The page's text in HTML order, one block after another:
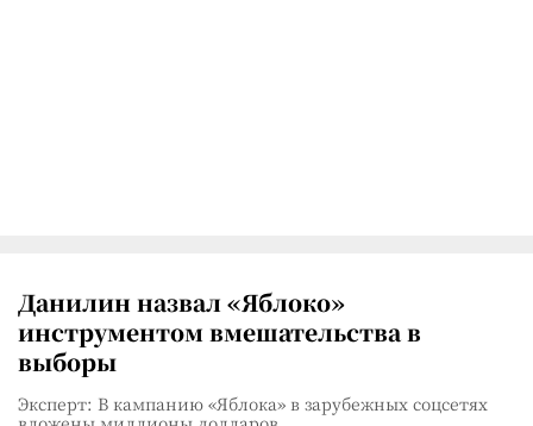
Данилин назвал «Яблоко»
инструментом вмешательства в
выборы
Эксперт: В кампанию «Яблока» в зарубежных соцсетях